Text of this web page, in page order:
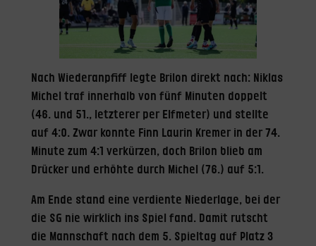
Nach Wiederanpfiff legte Brilon direkt nach: Niklas
Michel traf innerhalb von fünf Minuten doppelt
(46. und 51., letzterer per Elfmeter) und stellte
auf 4:0. Zwar konnte Finn Laurin Kremer in der 74.
Minute zum 4:1 verkürzen, doch Brilon blieb am
Drücker und erhöhte durch Michel (76.) auf 5:1.
Am Ende stand eine verdiente Niederlage, bei der
die SG nie wirklich ins Spiel fand. Damit rutscht
die Mannschaft nach dem 5. Spieltag auf Platz 3